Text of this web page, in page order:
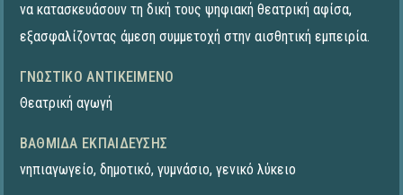
να κατασκευάσουν τη δική τους ψηφιακή θεατρική αφίσα,
εξασφαλίζοντας άμεση συμμετοχή στην αισθητική εμπειρία.
ΓΝΩΣΤΙΚΌ ΑΝΤΙΚΕΊΜΕΝΟ
Θεατρική αγωγή
ΒΑΘΜΊΔΑ ΕΚΠΑΊΔΕΥΣΗΣ
νηπιαγωγείο, δημοτικό, γυμνάσιο, γενικό λύκειο